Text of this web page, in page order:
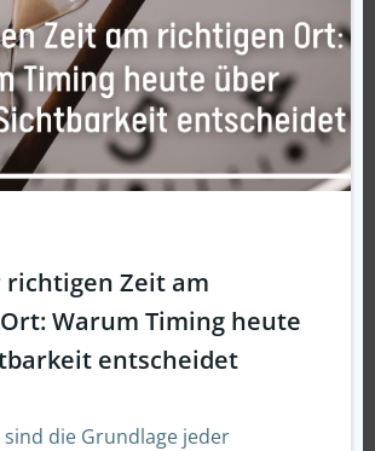
richtigen Zeit am
Warum Timing heute
entscheidet
die Grundlage jeder